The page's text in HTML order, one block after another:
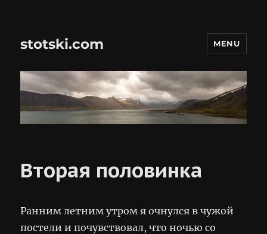
stotski.com MENU
Вторая половинка
Ранним летним утром я очнулся в чужой
постели и почувствовал, что ночью со